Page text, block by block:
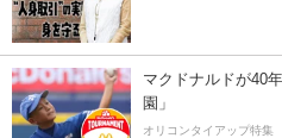
マクドナルドが40
園」
オリコンタイアップ特集